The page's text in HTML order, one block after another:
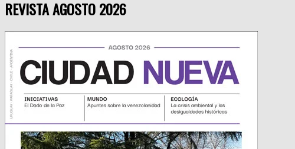
REVISTA AGOSTO 2026